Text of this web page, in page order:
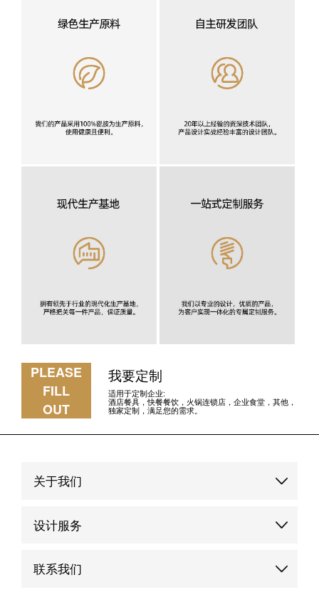
PLEASE
FILL
OUT
我要定制
适用于定制企业:
酒店餐具，快餐餐饮，火锅连锁店，企业食堂，其他，
独家定制，满足您的需求。
关于我们
品牌故事
设计服务
定制服务
联系我们